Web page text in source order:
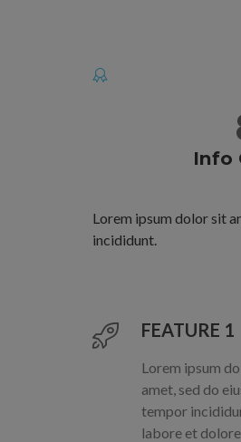
Info
Lorem ipsum dolor sit
incididunt.
FEATURE 1
Lorem ipsum
amet, sed do
tempor
labore et dolore